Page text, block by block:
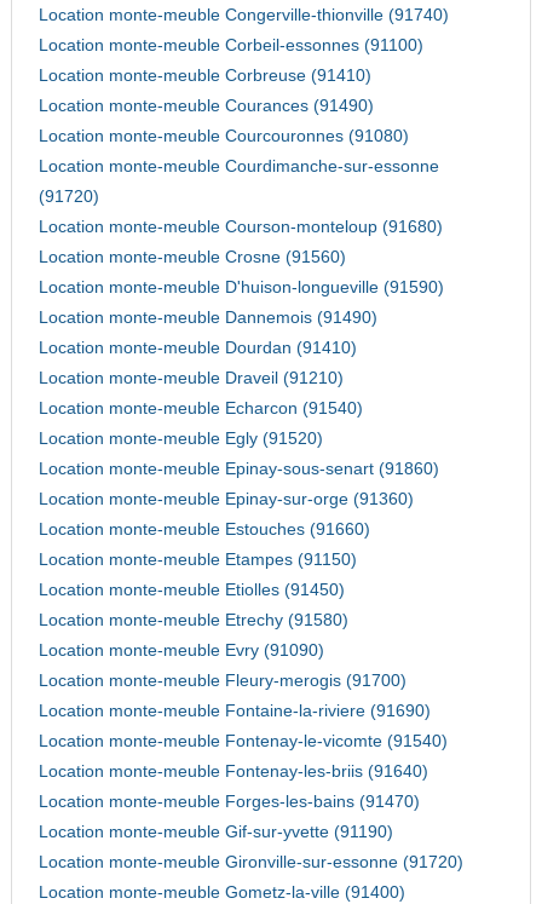
Location monte-meuble Congerville-thionville (91740)
Location monte-meuble Corbeil-essonnes (91100)
Location monte-meuble Corbreuse (91410)
Location monte-meuble Courances (91490)
Location monte-meuble Courcouronnes (91080)
Location monte-meuble Courdimanche-sur-essonne
(91720)
Location monte-meuble Courson-monteloup (91680)
Location monte-meuble Crosne (91560)
Location monte-meuble D'huison-longueville (91590)
Location monte-meuble Dannemois (91490)
Location monte-meuble Dourdan (91410)
Location monte-meuble Draveil (91210)
Location monte-meuble Echarcon (91540)
Location monte-meuble Egly (91520)
Location monte-meuble Epinay-sous-senart (91860)
Location monte-meuble Epinay-sur-orge (91360)
Location monte-meuble Estouches (91660)
Location monte-meuble Etampes (91150)
Location monte-meuble Etiolles (91450)
Location monte-meuble Etrechy (91580)
Location monte-meuble Evry (91090)
Location monte-meuble Fleury-merogis (91700)
Location monte-meuble Fontaine-la-riviere (91690)
Location monte-meuble Fontenay-le-vicomte (91540)
Location monte-meuble Fontenay-les-briis (91640)
Location monte-meuble Forges-les-bains (91470)
Location monte-meuble Gif-sur-yvette (91190)
Location monte-meuble Gironville-sur-essonne (91720)
Location monte-meuble Gometz-la-ville (91400)